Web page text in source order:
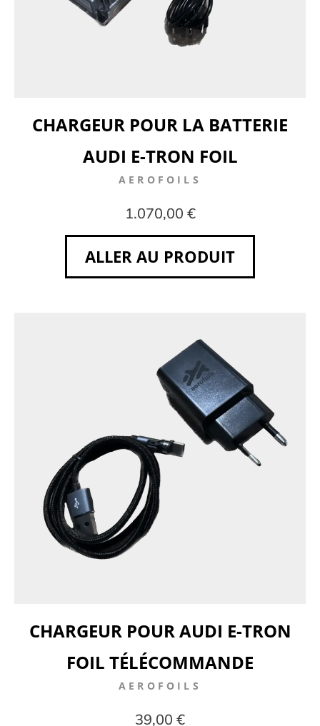
CHARGEUR POUR LA BATTERIE
AUDI E-TRON FOIL
AEROFOILS
1.070,00 €
ALLER AU PRODUIT
CHARGEUR POUR AUDI E-TRON
FOIL TÉLÉCOMMANDE
AEROFOILS
39,00 €